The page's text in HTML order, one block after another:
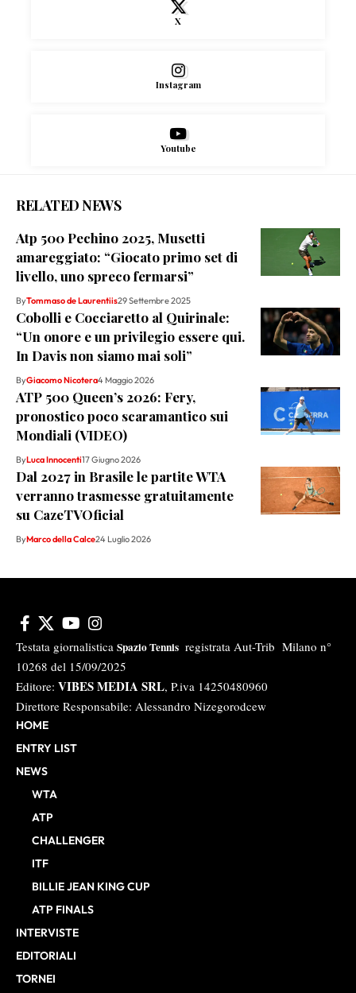
X
Instagram
Youtube
RELATED NEWS
Atp 500 Pechino 2025, Musetti
amareggiato: “Giocato primo set di
livello, uno spreco fermarsi”
ByTommaso de Laurentiis29 Settembre 2025
Cobolli e Cocciaretto al Quirinale:
“Un onore e un privilegio essere qui.
In Davis non siamo mai soli”
ByGiacomo Nicotera4 Maggio 2026
ATP 500 Queen’s 2026: Fery,
pronostico poco scaramantico sui
Mondiali (VIDEO)
ByLuca Innocenti17 Giugno 2026
Dal 2027 in Brasile le partite WTA
verranno trasmesse gratuitamente
su CazeTVOficial
ByMarco della Calce24 Luglio 2026
Testata giornalistica Spazio Tennis registrata Aut-Trib Milano n°
10268 del 15/09/2025
Editore: VIBES MEDIA SRL, P.iva 14250480960
Direttore Responsabile: Alessandro Nizegorodcew
HOME
ENTRY LIST
NEWS
WTA
ATP
CHALLENGER
ITF
BILLIE JEAN KING CUP
ATP FINALS
INTERVISTE
EDITORIALI
TORNEI